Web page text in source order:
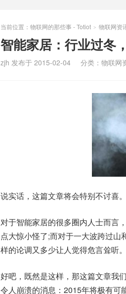
当前位置： 物联网的那些事 - Totiot > 物联网资
智能家居：行业过冬
zjh 发布于 2015-02-04 分类： 物联网
说实话，这篇文章将会特别不讨喜。
对于智能家居的很多圈内人士而言
点大惊小怪了;而对于一大波跨过
样的论调又多少让人觉得危言耸听。
好吧，既然是这样，那这篇文章我
令人崩溃的消息：2015年将极有可